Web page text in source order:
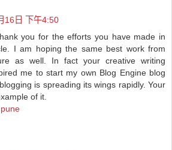
16日 下午4:50
you for the efforts you have made in
I am hoping the same best work from
as well. In fact your creative writing
me to start my own Blog Engine blog
is spreading its wings rapidly. Your
of it.